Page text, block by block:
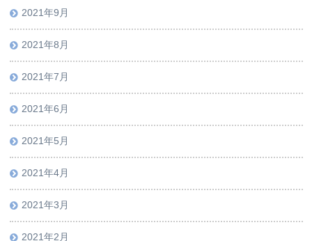
2021年9月
2021年8月
2021年7月
2021年6月
2021年5月
2021年4月
2021年3月
2021年2月